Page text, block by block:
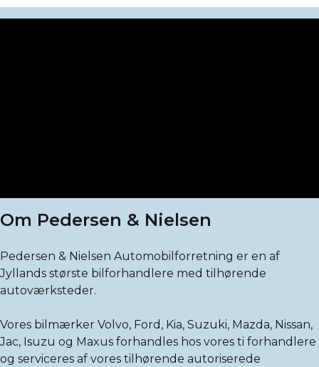
Om Pedersen & Nielsen
Pedersen & Nielsen Automobilforretning er en af
Jyllands største bilforhandlere med tilhørende
autoværksteder.
Vores bilmærker Volvo, Ford, Kia, Suzuki, Mazda, Nissan,
Jac, Isuzu og Maxus forhandles hos vores ti forhandlere
og serviceres af vores tilhørende autoriserede